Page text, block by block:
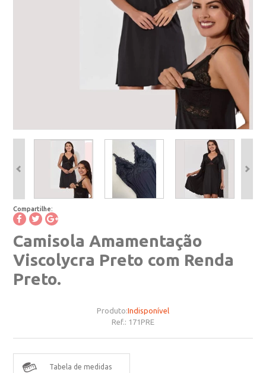
Compartilhe:
Camisola Amamentação
Viscolycra Preto com Renda
Preto.
Produto:Indisponível
Ref.: 171PRE
Tabela de medidas